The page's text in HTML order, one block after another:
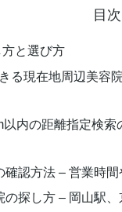
目次
と選び方
る現在地周辺美容
内の距離指定検
認方法 – 営業時
の探し方 – 岡山駅